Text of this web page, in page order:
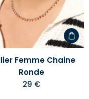
liste
Femme Chaine
Ronde
29 €